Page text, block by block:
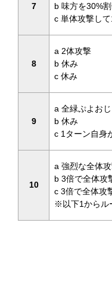
7
b 味方を30%
c 単体攻撃し
8
a 2体攻撃
b 休み
c 休み
9
a 全緑ぷよお
b 休み
c 1ターン自身
10
a 強烈な全体
b 3倍で全体攻
c 3倍で全体攻
※以下1からル